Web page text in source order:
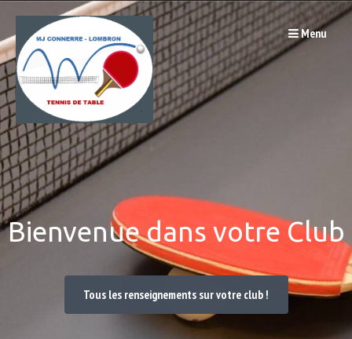
Passer
au
contenu
Menu
Bienvenue dans votre Club
Tous les renseignements sur votre club !